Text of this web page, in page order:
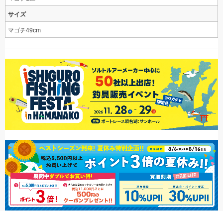
サイズ
マゴチ49cm